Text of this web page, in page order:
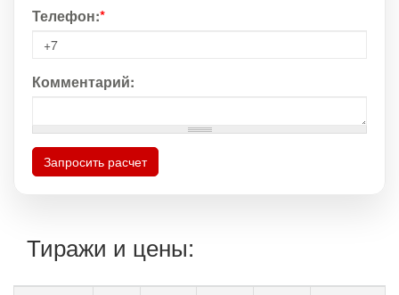
Телефон:*
Комментарий:
Запросить расчет
Тиражи и цены: